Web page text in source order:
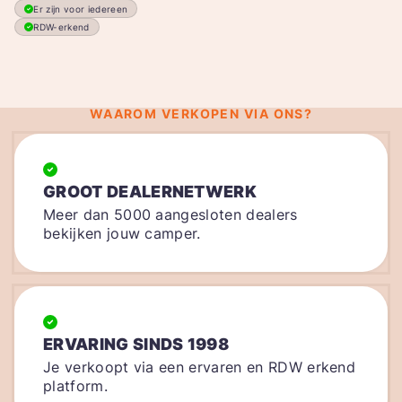
Er zijn voor iedereen
RDW-erkend
WAAROM VERKOPEN VIA ONS?
GROOT DEALERNETWERK
Meer dan 5000 aangesloten dealers
bekijken jouw camper.
ERVARING SINDS 1998
Je verkoopt via een ervaren en RDW erkend
platform.